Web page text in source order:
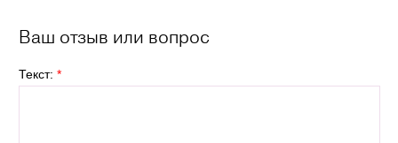
Ваш отзыв или вопрос
Текст: *